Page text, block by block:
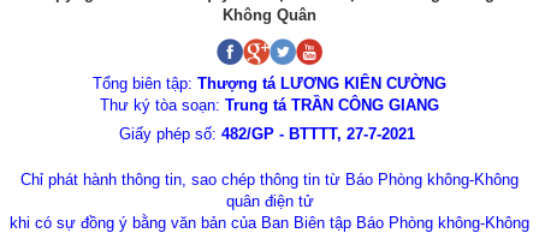
Không Quân
Tổng biên tập: Thượng tá LƯƠNG KIÊN CƯỜNG
Thư ký tòa soạn: Trung tá TRẦN CÔNG GIANG
Giấy phép số: 482/GP - BTTTT, 27-7-2021
Chỉ phát hành thông tin, sao chép thông tin từ Báo Phòng không-Không
quân điện tử
khi có sự đồng ý bằng văn bản của Ban Biên tập Báo Phòng không-Không